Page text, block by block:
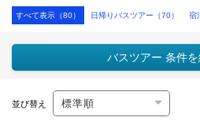
すべて表示（80） 日帰りバスツアー（70） 宿
バスツアー 条件
並び替え